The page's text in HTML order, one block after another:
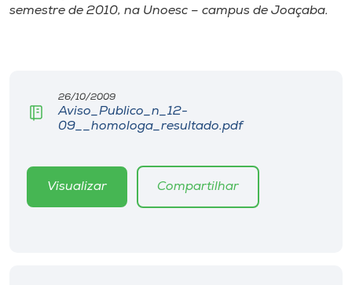
Biblioteca
Editora
semestre de 2010, na Unoesc – campus de Joaçaba.
26/10/2009
Aviso_Publico_n_12-
09__homologa_resultado.pdf
Visualizar Compartilhar